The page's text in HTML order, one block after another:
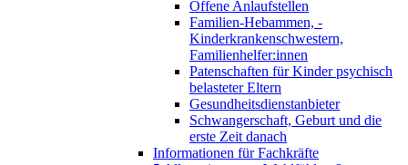
Offene Anlaufstellen
Familien-Hebammen, -
Kinderkrankenschwestern,
Familienhelfer:innen
Patenschaften für Kinder psychisch
belasteter Eltern
Gesundheitsdienstanbieter
Schwangerschaft, Geburt und die
erste Zeit danach
Informationen für Fachkräfte